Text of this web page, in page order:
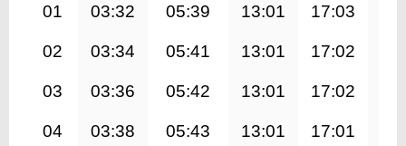
01 03:32 05:39 13:01 17:03
02 03:34 05:41 13:01 17:02
03 03:36 05:42 13:01 17:02
04 03:38 05:43 13:01 17:01